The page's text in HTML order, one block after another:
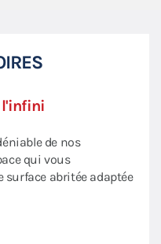
l'infini
de nos
qui vous
abritée adaptée